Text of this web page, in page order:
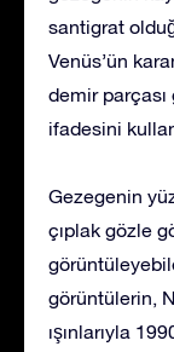
santigrat
Venüs’ün
demir parçası
ifadesini
Gezegenin
çıplak gözle
görüntülerin,
ışınlarıyla